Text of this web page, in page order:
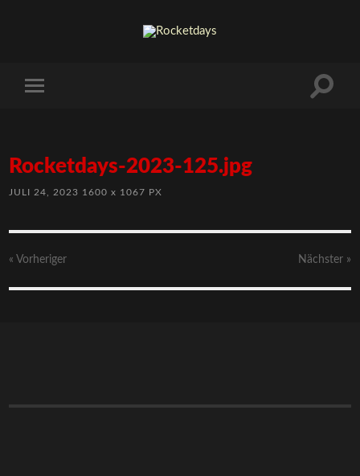
Rocketdays-2023-125.jpg
JULI 24, 2023 1600x 1067 PX
« Vorheriger Nächster »